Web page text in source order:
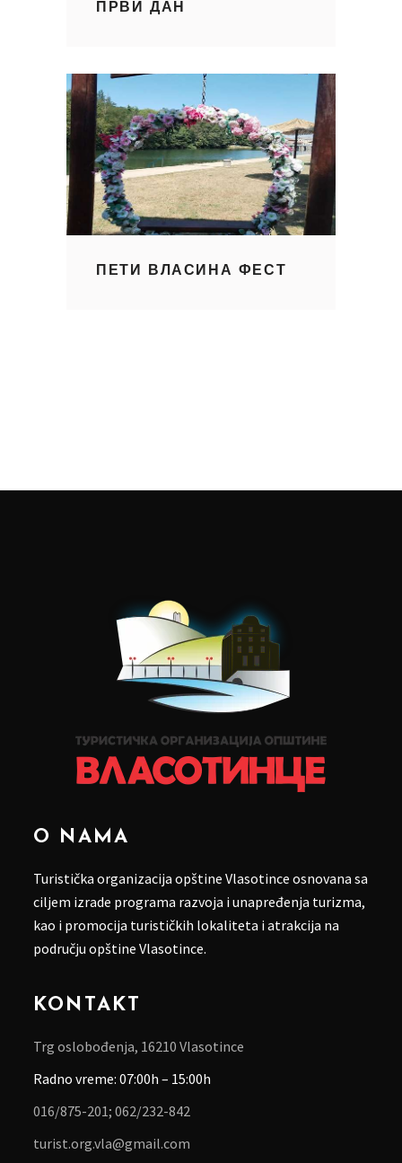
ПРВИ ДАН
ПЕТИ ВЛАСИНА ФЕСТ
O NAMA
Turistička organizacija opštine Vlasotince osnovana sa
ciljem izrade programa razvoja i unapređenja turizma,
kao i promocija turističkih lokaliteta i atrakcija na
području opštine Vlasotince.
KONTAKT
Trg oslobođenja, 16210 Vlasotince
Radno vreme: 07:00h – 15:00h
016/875-201; 062/232-842
turist.org.vla@gmail.com